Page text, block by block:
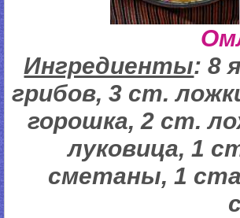
Ингредиенты: 8
грибов, 3 ст.
горошка, 2 ст.
луковица, 1
сметаны, 1